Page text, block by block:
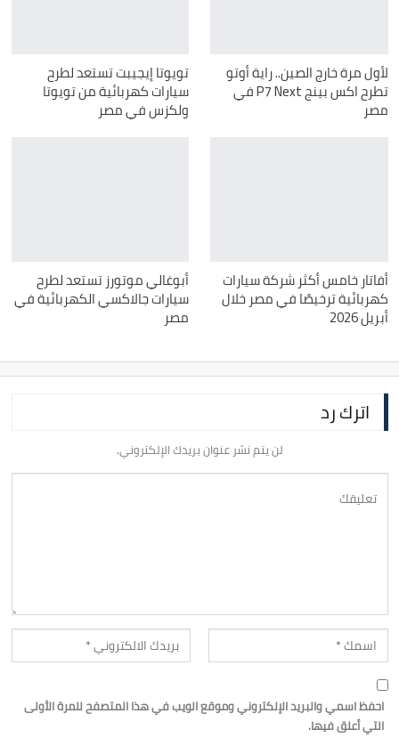
لأول مرة خارج الصين.. راية أوتو
تطرح اكس بينج P7 Next في
مصر
تويوتا إيجيبت تستعد لطرح
سيارات كهربائية من تويوتا
ولكزس في مصر
أفاتار خامس أكثر شركة سيارات
كهربائية ترخيصًا في مصر خلال
أبريل 2026
أبوغالي موتورز تستعد لطرح
سيارات جالاكسي الكهربائية في
مصر
اترك رد
لن يتم نشر عنوان بريدك الإلكتروني.
احفظ اسمي والبريد الإلكتروني وموقع الويب في هذا المتصفح للمرة الأولى
التي أعلق فيها.